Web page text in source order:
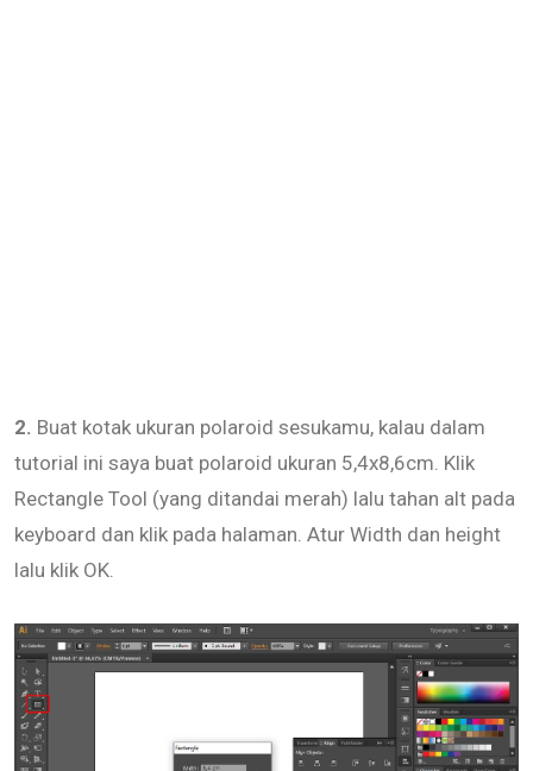
2. Buat kotak ukuran polaroid sesukamu, kalau dalam
tutorial ini saya buat polaroid ukuran 5,4x8,6cm. Klik
Rectangle Tool (yang ditandai merah) lalu tahan alt pada
keyboard dan klik pada halaman. Atur Width dan height
lalu klik OK.